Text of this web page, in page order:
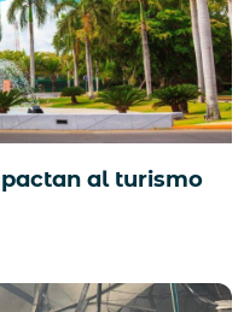
al turismo